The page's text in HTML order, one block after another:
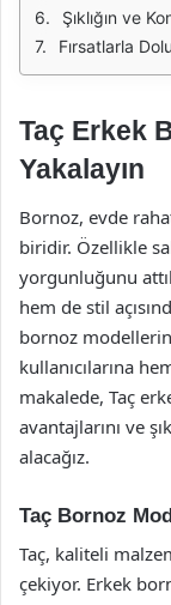
Şıklığın ve
Fırsatlarla
Taç Erkek
Yakalayın
Bornoz, evde
biridir. Özellikle
yorgunluğunu
hem de stil
bornoz
kullanıcılarına
makalede, Taç
avantajlarını ve
alacağız.
Taç Bornoz
Taç, kaliteli
çekiyor. Erkek